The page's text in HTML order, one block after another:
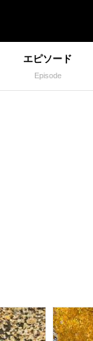
エピソード
Episode